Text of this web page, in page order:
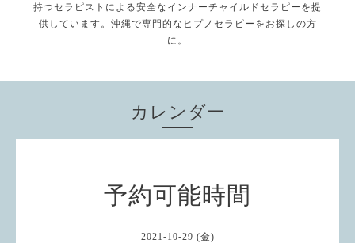
持つセラピストによる安全なインナーチャイルドセラピーを提
供しています。沖縄で専門的なヒプノセラピーをお探しの方
に。
カレンダー
予約可能時間
2021-10-29 (金)